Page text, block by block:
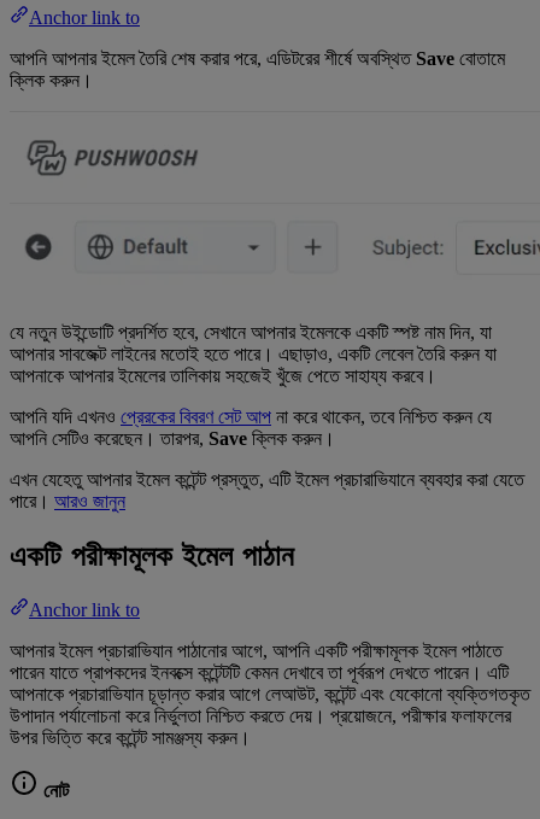
Anchor link to
আপনি আপনার ইমেল তৈরি শেষ করার পরে, এডিটরের শীর্ষে অবস্থিত Save বোতামে
ক্লিক করুন।
যে নতুন উইন্ডোটি প্রদর্শিত হবে, সেখানে আপনার ইমেলকে একটি স্পষ্ট নাম দিন, যা
আপনার সাবজেক্ট লাইনের মতোই হতে পারে। এছাড়াও, একটি লেবেল তৈরি করুন যা
আপনাকে আপনার ইমেলের তালিকায় সহজেই খুঁজে পেতে সাহায্য করবে।
আপনি যদি এখনও প্রেরকের বিবরণ সেট আপ না করে থাকেন, তবে নিশ্চিত করুন যে
আপনি সেটিও করেছেন। তারপর, Save ক্লিক করুন।
এখন যেহেতু আপনার ইমেল কন্টেন্ট প্রস্তুত, এটি ইমেল প্রচারাভিযানে ব্যবহার করা যেতে
পারে। আরও জানুন
একটি পরীক্ষামূলক ইমেল পাঠান
Anchor link to
আপনার ইমেল প্রচারাভিযান পাঠানোর আগে, আপনি একটি পরীক্ষামূলক ইমেল পাঠাতে
পারেন যাতে প্রাপকদের ইনবক্সে কন্টেন্টটি কেমন দেখাবে তা পূর্বরূপ দেখতে পারেন। এটি
আপনাকে প্রচারাভিযান চূড়ান্ত করার আগে লেআউট, কন্টেন্ট এবং যেকোনো ব্যক্তিগতকৃত
উপাদান পর্যালোচনা করে নির্ভুলতা নিশ্চিত করতে দেয়। প্রয়োজনে, পরীক্ষার ফলাফলের
উপর ভিত্তি করে কন্টেন্ট সামঞ্জস্য করুন।
নোট